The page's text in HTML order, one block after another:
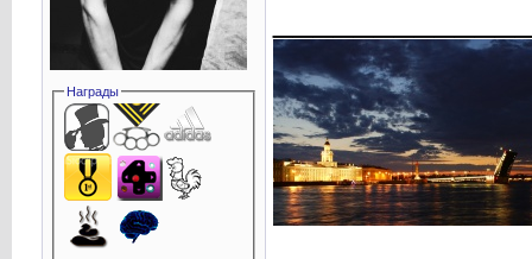
Награды